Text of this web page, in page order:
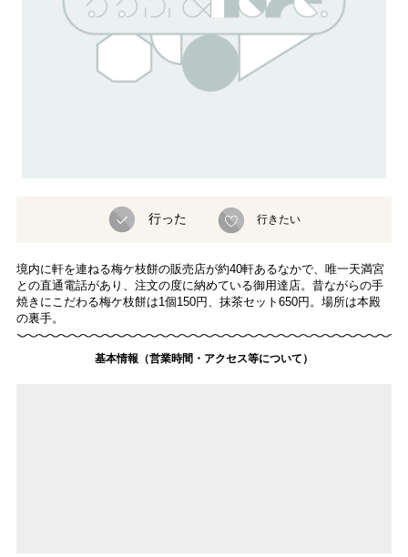
行った 行きたい
境内に軒を連ねる梅ケ枝餅の販売店が約40軒あるなかで、唯一天満宮
との直通電話があり、注文の度に納めている御用達店。昔ながらの手
焼きにこだわる梅ケ枝餅は1個150円、抹茶セット650円。場所は本殿
の裏手。
基本情報（営業時間・アクセス等について）